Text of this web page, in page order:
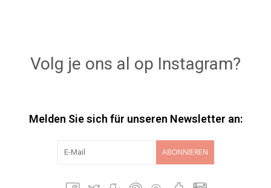
Volg je ons al op Instagram?
Melden Sie sich für unseren Newsletter an:
ABONNIEREN